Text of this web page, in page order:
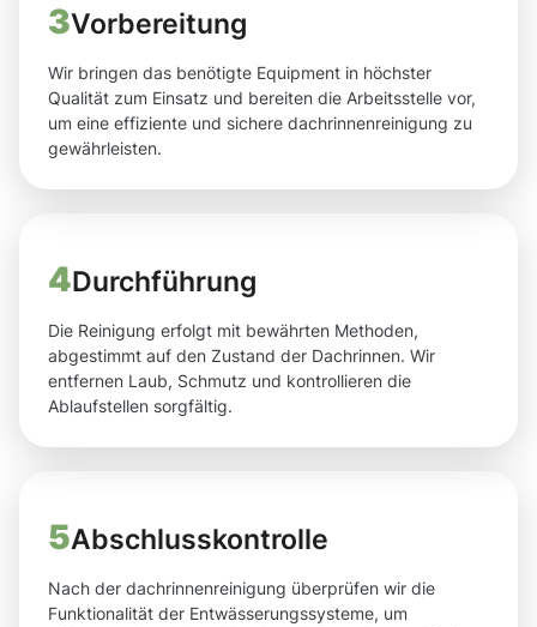
3Vorbereitung
Wir bringen das benötigte Equipment in höchster
Qualität zum Einsatz und bereiten die Arbeitsstelle vor,
um eine effiziente und sichere dachrinnenreinigung zu
gewährleisten.
4Durchführung
Die Reinigung erfolgt mit bewährten Methoden,
abgestimmt auf den Zustand der Dachrinnen. Wir
entfernen Laub, Schmutz und kontrollieren die
Ablaufstellen sorgfältig.
5Abschlusskontrolle
Nach der dachrinnenreinigung überprüfen wir die
Funktionalität der Entwässerungssysteme, um